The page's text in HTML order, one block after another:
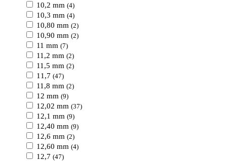
10,2 mm (4)
10,3 mm (4)
10,80 mm (2)
10,90 mm (2)
11 mm (7)
11,2 mm (2)
11,5 mm (2)
11,7 (47)
11,8 mm (2)
12 mm (9)
12,02 mm (37)
12,1 mm (9)
12,40 mm (9)
12,6 mm (2)
12,60 mm (4)
12,7 (47)